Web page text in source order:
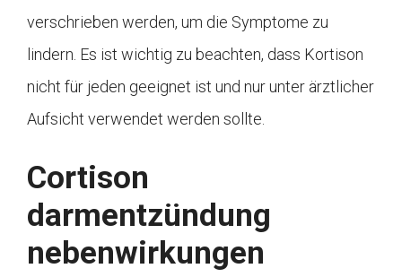
verschrieben werden, um die Symptome zu
lindern. Es ist wichtig zu beachten, dass Kortison
nicht für jeden geeignet ist und nur unter ärztlicher
Aufsicht verwendet werden sollte.
Cortison
darmentzündung
nebenwirkungen